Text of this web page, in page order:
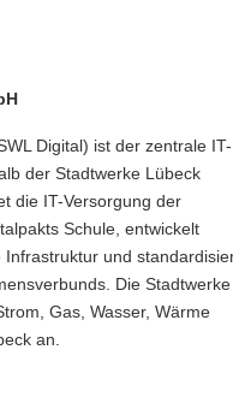
Digital) ist der zentrale IT-
der Stadtwerke Lübeck
die IT-Versorgung der
Schule, entwickelt
und
Die Stadtwerke
Gas, Wasser, Wärme
an.